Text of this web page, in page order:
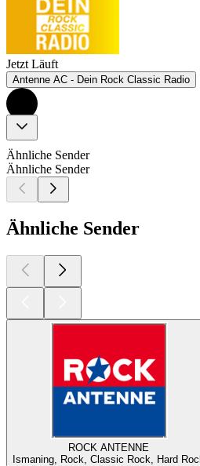
Jetzt Läuft
Antenne AC - Dein Rock Classic Radio
Ähnliche Sender
Ähnliche Sender
Ähnliche Sender
ROCK ANTENNE
Ismaning, Rock, Classic Rock, Hard